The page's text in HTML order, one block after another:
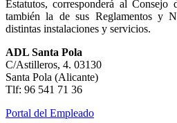
Estatutos, corresponderá al
también la de sus Reglamentos y
distintas instalaciones y servicios.
ADL Santa Pola
C/Astilleros, 4. 03130
Santa Pola (Alicante)
Tlf: 96 541 71 36
Portal del Empleado